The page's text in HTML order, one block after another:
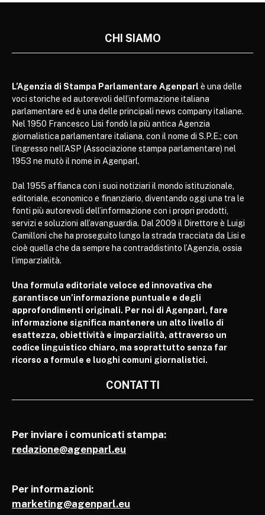
CHI SIAMO
L’Agenzia di Stampa Parlamentare Agenparl è una delle
voci storiche ed autorevoli dell’informazione italiana
parlamentare ed è una delle principali news company italiane.
Nel 1950 Francesco Lisi fondò la più antica Agenzia
giornalistica parlamentare italiana, con il nome di S.P.E.; con
l’ingresso nell’ASP (Associazione stampa parlamentare) nel
1953 ne mutò il nome in Agenparl.
Dal 1955 affianca con i suoi notiziari il mondo istituzionale,
editoriale, economico e finanziario, diventando oggi una tra le
fonti più autorevoli dell’informazione con i propri prodotti,
servizi e soluzioni all’avanguardia. Dal 2009 il Direttore è Luigi
Camilloni che ha proseguito lungo la strada tracciata da Lisi e
cioè quella che da sempre ha contraddistinto l’Agenzia, ossia
l’imparzialità.
Una formula editoriale veloce ed innovativa che
garantisce un’informazione puntuale e degli
approfondimenti originali. Per noi di Agenparl, fare
informazione significa mantenere un alto livello di
esattezza, obiettività e imparzialità, attraverso un
codice linguistico chiaro, ma soprattutto senza far
ricorso a formule e luoghi comuni giornalistici.
CONTATTI
Per inviare i comunicati stampa:
redazione@agenparl.eu
Per informazioni:
marketing@agenparl.eu